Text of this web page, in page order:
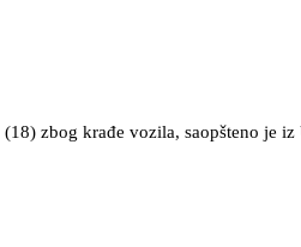
zbog krađe vozila, saopšteno je